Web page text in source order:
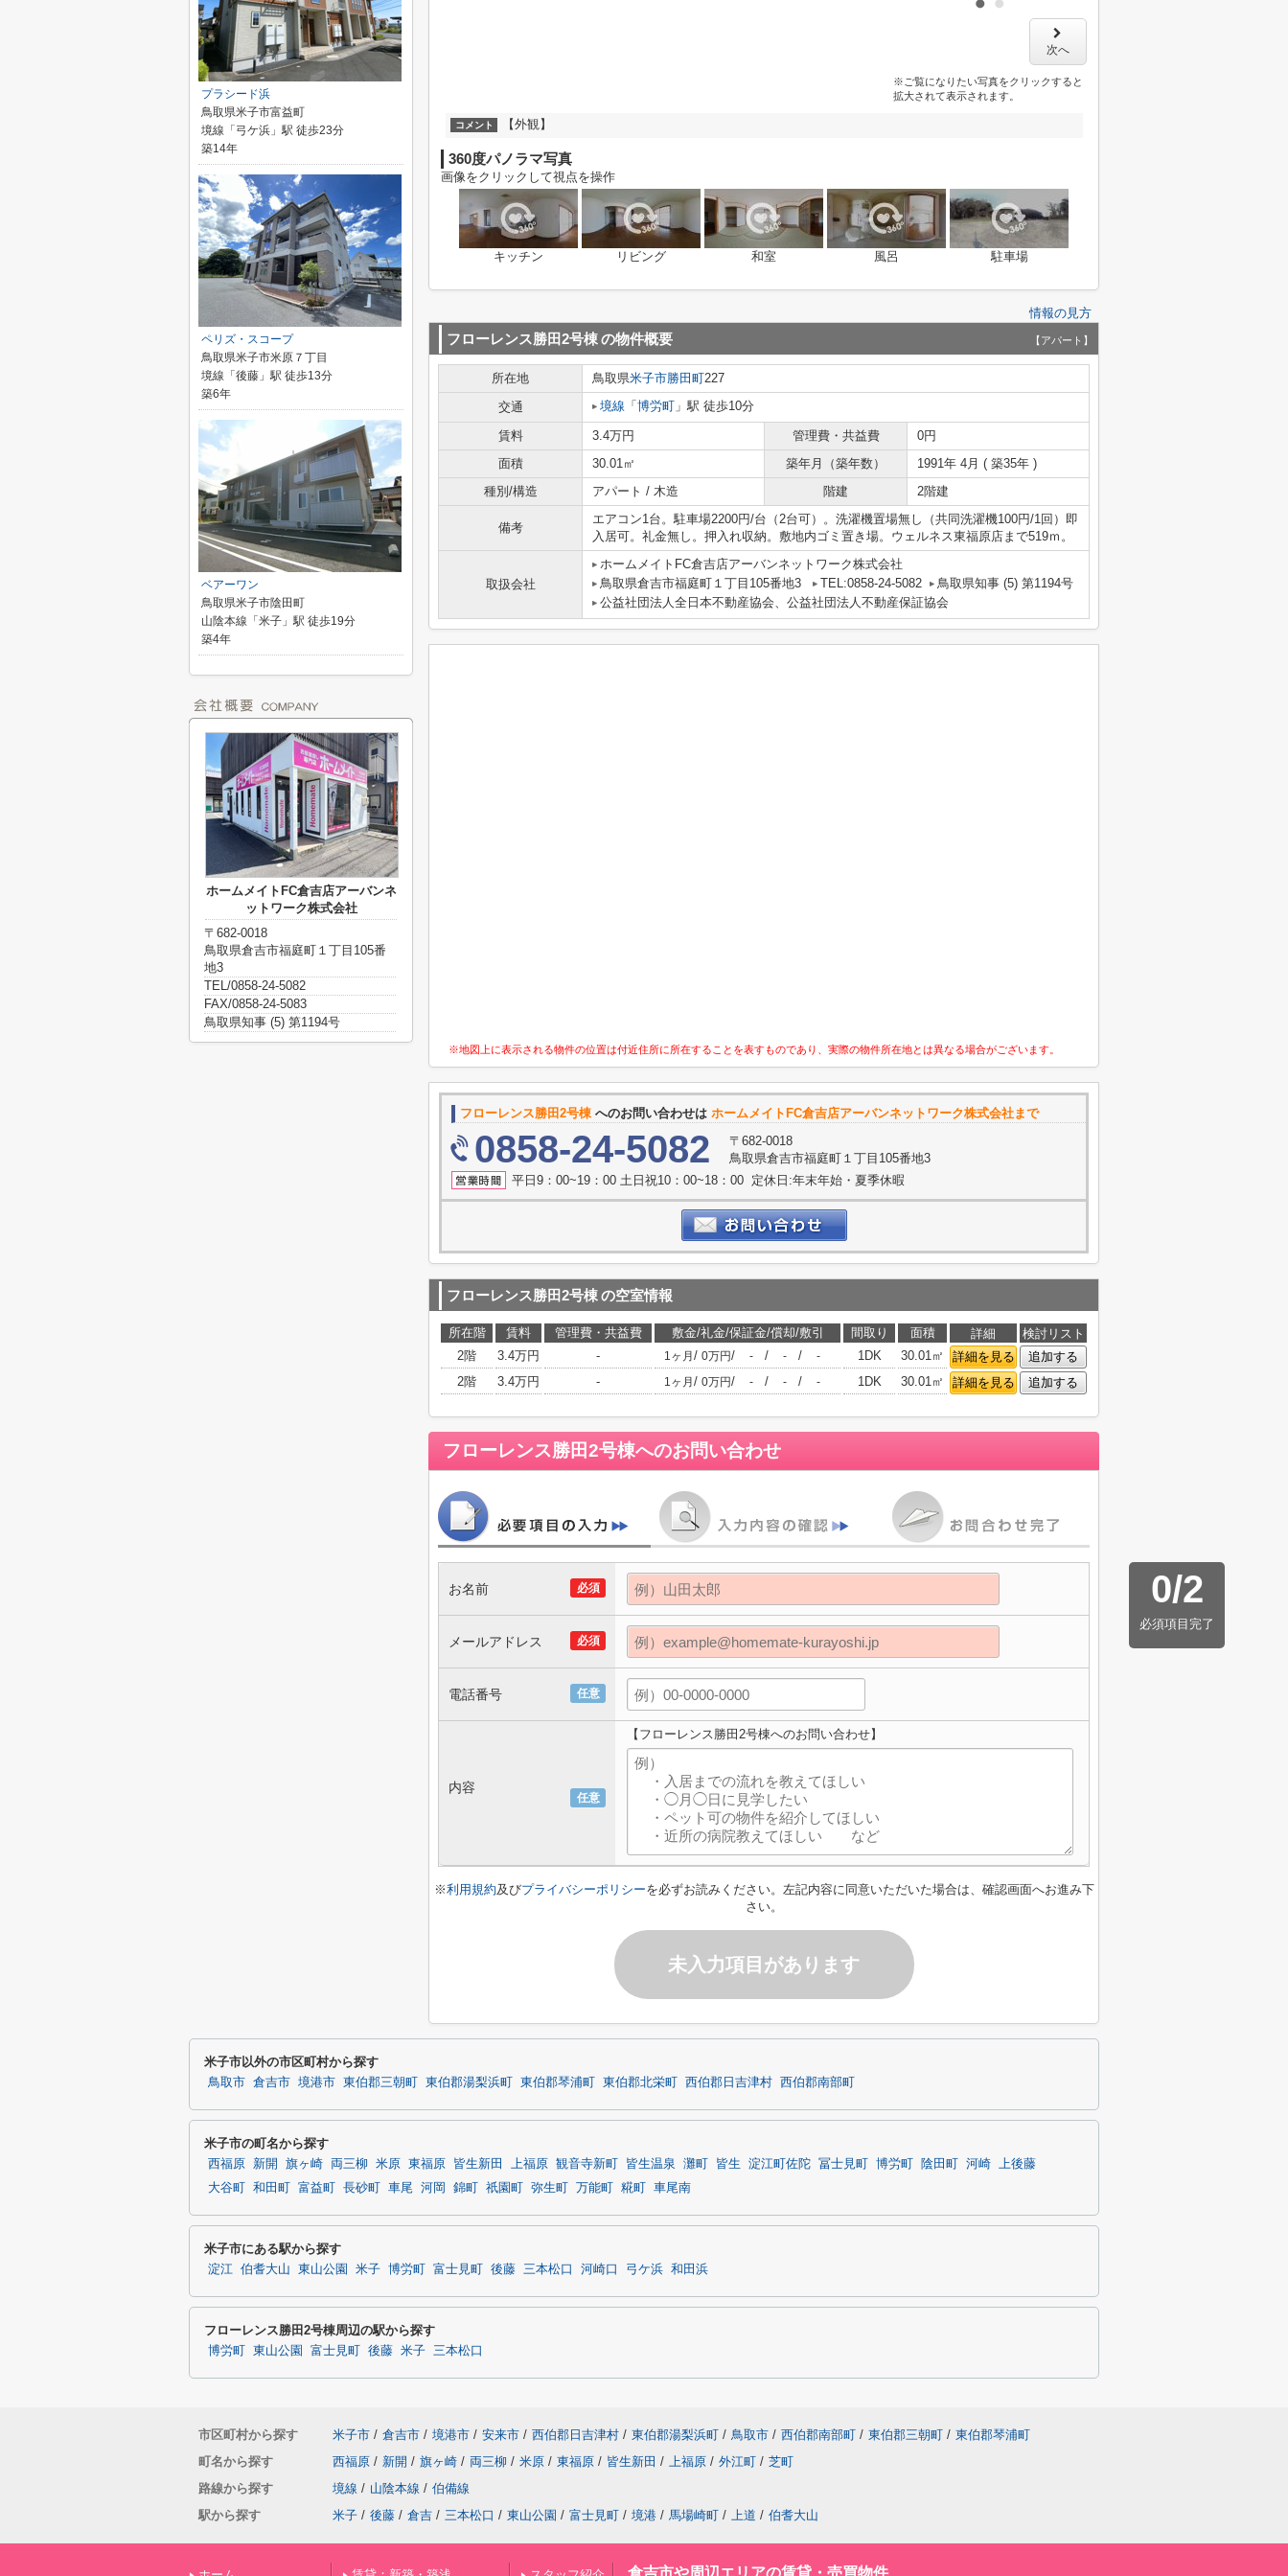
次へ
※ご覧になりたい写真をクリックすると
拡大されて表示されます。
コメント 【外観】
360度パノラマ写真
画像をクリックして視点を操作
キッチン リビング 和室 風呂 駐車場
情報の見方
フローレンス勝田2号棟の物件概要 【アパート】
所在地 鳥取県米子市勝田町227
交通
境線 「 博労町 」駅 徒歩10分
賃料 3.4万円 管理費・共益費
0円
面積
30.01㎡ 築年月（築年数）
1991年 4月 ( 築35年 )
種別/構造
アパート / 木造 階建 2階建
備考
エアコン1台。駐車場2200円/台（2台可）。洗濯機置場無し（共同洗濯機100円/1回）即
入居可。礼金無し。押入れ収納。敷地内ゴミ置き場。ウェルネス東福原店まで519ｍ。
取扱会社
ホームメイトFC倉吉店アーバンネットワーク株式会社
鳥取県倉吉市福庭町１丁目105番地3
TEL:0858-24-5082
鳥取県知事 (5) 第1194号
公益社団法人全日本不動産協会、公益社団法人不動産保証協会
※地図上に表示される物件の位置は付近住所に所在することを表すものであり、実際の物件所在地とは異なる場合がございます。
フローレンス勝田2号棟 へのお問い合わせは ホームメイトFC倉吉店アーバンネットワーク株式会社まで
0858-24-5082
〒682-0018
鳥取県倉吉市福庭町１丁目105番地3
平日9：00~19：00 土日祝10：00~18：00 定休日:年末年始・夏季休暇
フローレンス勝田2号棟の空室情報
所在階 賃料 管理費・共益費 敷金/礼金/保証金/償却/敷引 間取り 面積 詳細
検討リスト
2階
3.4万円 - 1ヶ月 / 0万円/ - / - / - 1DK 30.01㎡ 詳細を見る
追加する
2階
3.4万円 - 1ヶ月 / 0万円/ - / - / - 1DK 30.01㎡ 詳細を見る 追加する
フローレンス勝田2号棟へのお問い合わせ
0/2
必須項目完了
必須
お名前
必須
メールアドレス
任意
電話番号
任意
内容
【フローレンス勝田2号棟へのお問い合わせ】
※利用規約及びプライバシーポリシーを必ずお読みください。左記内容に同意いただいた場合は、確認画面へお進み下
さい。
未入力項目があります
プラシード浜
鳥取県米子市富益町
境線「弓ケ浜」駅 徒歩23分
築14年
ペリズ・スコープ
鳥取県米子市米原７丁目
境線「後藤」駅 徒歩13分
築6年
ベアーワン
鳥取県米子市陰田町
山陰本線「米子」駅 徒歩19分
築4年
ホームメイトFC倉吉店アーバンネ
ットワーク株式会社
〒682-0018
鳥取県倉吉市福庭町１丁目105番
地3
TEL/0858-24-5082
FAX/0858-24-5083
鳥取県知事 (5) 第1194号
米子市以外の市区町村から探す
鳥取市 倉吉市 境港市 東伯郡三朝町 東伯郡湯梨浜町 東伯郡琴浦町 東伯郡北栄町 西伯郡日吉津村 西伯郡南部町
米子市の町名から探す
西福原 新開 旗ヶ崎 両三柳 米原 東福原 皆生新田 上福原 観音寺新町 皆生温泉 灘町 皆生 淀江町佐陀 冨士見町 博労町 陰田町 河崎 上後藤
大谷町
和田町 富益町 長砂町 車尾 河岡 錦町 祇園町 弥生町 万能町 糀町 車尾南
米子市にある駅から探す
淀江 伯耆大山 東山公園 米子 博労町 富士見町 後藤 三本松口 河崎口 弓ケ浜 和田浜
フローレンス勝田2号棟周辺の駅から探す
博労町 東山公園 富士見町 後藤 米子 三本松口
市区町村から探す 米子市 / 倉吉市 / 境港市 / 安来市 / 西伯郡日吉津村 / 東伯郡湯梨浜町 / 鳥取市 / 西伯郡南部町 / 東伯郡三朝町 / 東伯郡琴浦町
町名から探す
西福原 / 新開 / 旗ヶ崎 / 両三柳 / 米原 / 東福原 / 皆生新田 / 上福原 / 外江町 / 芝町
路線から探す
境線 / 山陰本線 / 伯備線
駅から探す
米子 / 後藤 / 倉吉 / 三本松口 / 東山公園 / 富士見町 / 境港 / 馬場崎町 / 上道 / 伯耆大山
倉吉市や周辺エリアの賃貸・売買物件